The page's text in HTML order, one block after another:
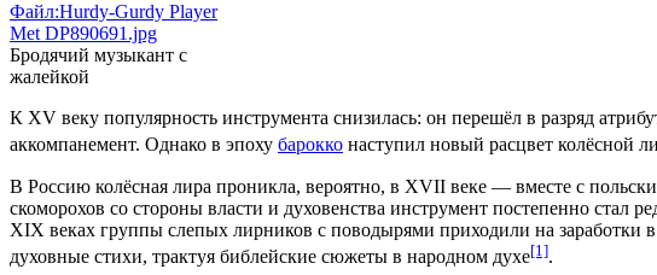
Файл:Hurdy-Gurdy Player
Met DP890691.jpg
Бродячий музыкант с
жалейкой
К XV веку популярность инструмента снизилась: он перешёл в разряд
аккомпанемент. Однако в эпоху барокко наступил новый расцвет колёсной
В Россию колёсная лира проникла, вероятно, в XVII веке — вместе с
скоморохов со стороны власти и духовенства инструмент постепенно стал
XIX веках группы слепых лирников с поводырями приходили на заработки
духовные стихи, трактуя библейские сюжеты в народном духе[1].